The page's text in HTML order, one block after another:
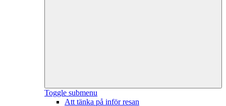
Toggle submenu
Att tänka på inför resan